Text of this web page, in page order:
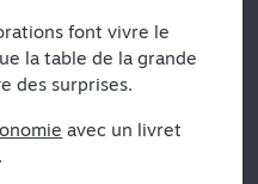
font vivre le
la table de la grande
des surprises.
avec un livret
.